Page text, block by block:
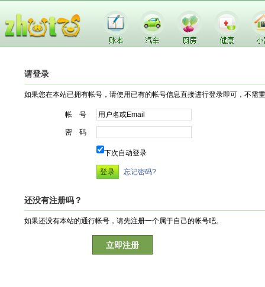
请登录
如果您在本站已拥有帐号，请使用已有的帐号信息直接进行登录即可，不需
帐 号
密 码
下次自动登录
忘记密码?
还没有注册吗？
如果还没有本站的通行帐号，请先注册一个属于自己的帐号吧。
立即注册